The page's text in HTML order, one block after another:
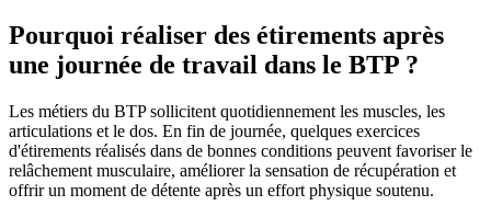
Pourquoi réaliser des étirements après
une journée de travail dans le BTP ?
Les métiers du BTP sollicitent quotidiennement les muscles, les
articulations et le dos. En fin de journée, quelques exercices
d'étirements réalisés dans de bonnes conditions peuvent favoriser le
relâchement musculaire, améliorer la sensation de récupération et
offrir un moment de détente après un effort physique soutenu.